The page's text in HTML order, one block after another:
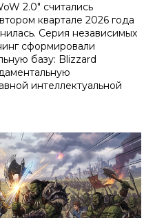
2.0" считались
квартале 2026 года
Серия независимых
сформировали
базу: Blizzard
интеллектуальной